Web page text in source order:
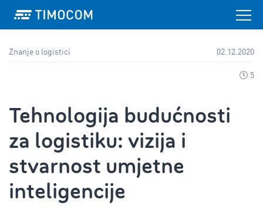
Znanje o logistici 02.12.2020
5
Tehnologija budućnosti
za logistiku: vizija i
stvarnost umjetne
inteligencije